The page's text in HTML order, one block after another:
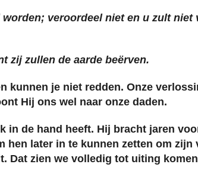
veroordeel niet en u zult
zij zullen de aarde beërven.
kunnen je niet redden. Onze
Hij ons wel naar onze daden.
in de hand heeft. Hij bracht jaren
later in te kunnen zetten om zijn
Dat zien we volledig tot uiting